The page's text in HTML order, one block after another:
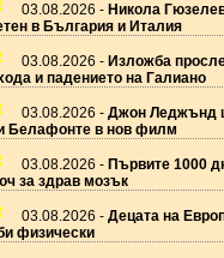
03.08.2026 - Никола
в България и Италия
03.08.2026 - Изложба
и падението на Галиано
03.08.2026 - Джон Леджънд
Белафонте в нов филм
03.08.2026 - Първите 1000
за здрав мозък
03.08.2026 - Децата на
физически